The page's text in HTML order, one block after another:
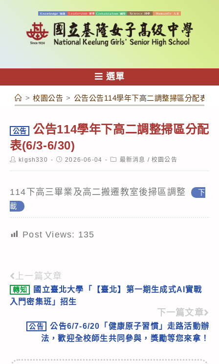
容
選單
> 校園公告 > 公告公告114學年下高二調整掃區分配表(6/
公告
公告114學年下高二調整掃區分配
表(6/3-6/30)
Postklgsh330
Post2026-06-04
Post最新消息 / 校園公告
114下高三畢業及高二搬遷教室後掃區調整
下
載
Post Views: 135
Read
more
上一篇文章
轉知
國立臺北大學「【臺北】第一期生成式AI實戰
入門密集班」招生
下一篇文章
公告
公告6/7-6/20「健康原子習慣」走路活動辦
法，歡迎全校師生共同參與，獎勵等您來拿！